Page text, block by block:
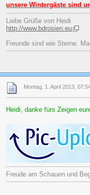
unsere Wintergäste sind
Liebe Grüße von Heidi
http://www.bdrosien.eu
Freunde sind wie Sterne.
Montag, 1. April 2013,
Heidi, danke fürs Zeigen
Freude am Schauen und